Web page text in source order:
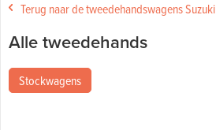
Terug naar de tweedehandswagens Suzuki
Alle tweedehands
Stockwagens